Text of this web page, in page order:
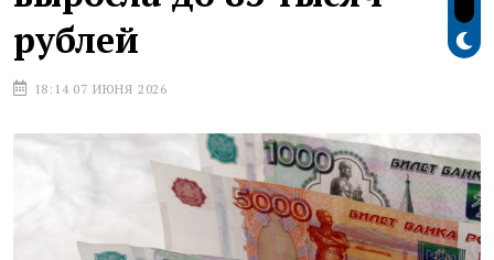
рублей
18:14 07 ИЮНЯ 2026